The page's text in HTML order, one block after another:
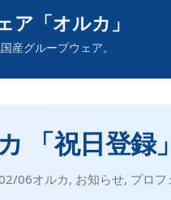
ア「オルカ」
産グループウェア。
「祝日登録
06オルカ, お知らせ, プロフ